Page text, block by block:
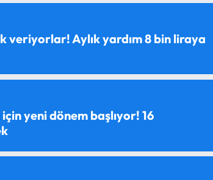
veriyorlar! Aylık yardım 8 bin liraya
yeni dönem başlıyor! 16